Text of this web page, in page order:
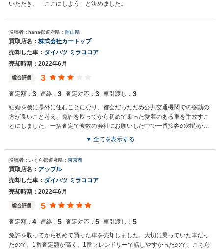
いただき、「ここにしよう」と決めました。
投稿者：hana都道府県： 岡山県
買取店名： 株式会社カートップ
売却した車： ダイハツ ミラココア
売却時期：2022年6月
総合評価 3
査定額： 3 連絡： 3 査定対応： 3 車引渡し： 3
結婚を機に県外に住むことになり、都会だったため公共交通機関での移動の
方が良いこと考え、免許を取ってから初めて乗った愛着のある車を手放すこ
とにしました。一括査定で複数の会社にお願いした中で一番接客の対応が良
く、値段も高く見積もってくださったので売却することにしました。
▼ 全てを表示する
投稿者：いくら都道府県： 東京都
買取店名： アップル
売却した車： ダイハツ ミラココア
売却時期：2022年6月
総合評価 5
査定額： 4 連絡： 5 査定対応： 5 車引渡し： 5
免許を取ってから初めて買った車を売却しました。大切に乗っていた車だっ
たので、1番査定額が高く、1番フレンドリーで話しやすかったので、こちら